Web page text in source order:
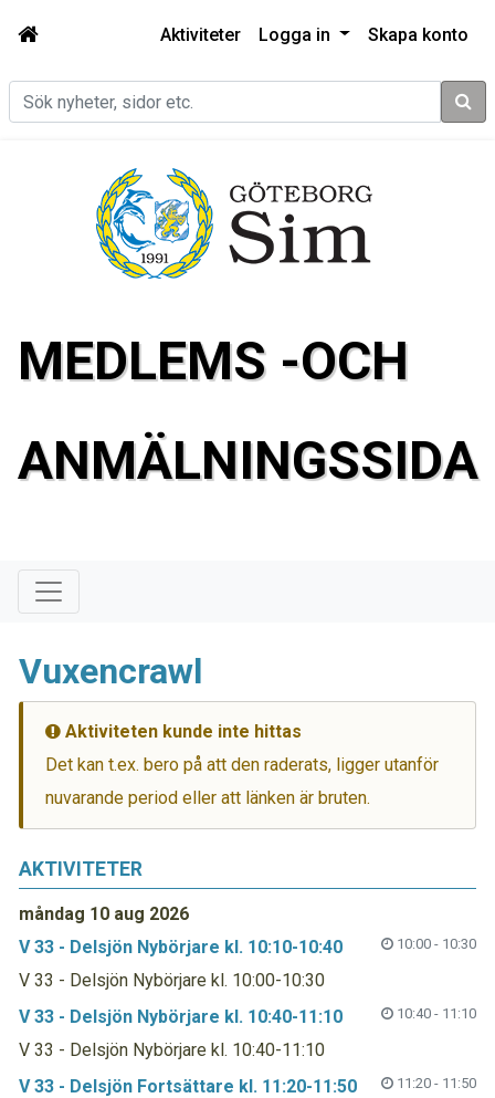
Aktiviteter Logga in Skapa konto
Sök
MEDLEMS -OCH
ANMÄLNINGSSIDA
Vuxencrawl
Aktiviteten kunde inte hittas
Det kan t.ex. bero på att den raderats, ligger utanför
nuvarande period eller att länken är bruten.
AKTIVITETER
måndag 10 aug 2026
V 33 - Delsjön Nybörjare kl. 10:10-10:40
10:00 - 10:30
V 33 - Delsjön Nybörjare kl. 10:00-10:30
V 33 - Delsjön Nybörjare kl. 10:40-11:10
10:40 - 11:10
V 33 - Delsjön Nybörjare kl. 10:40-11:10
V 33 - Delsjön Fortsättare kl. 11:20-11:50
11:20 - 11:50